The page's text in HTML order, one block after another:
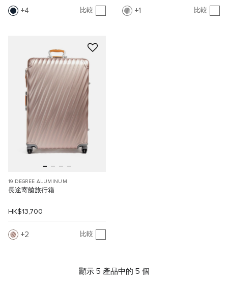
4 比較 1 比較
19 DEGREE ALUMINUM
長途寄艙旅行箱
HK$13,700
2 比較
顯示 5 產品中的 5 個